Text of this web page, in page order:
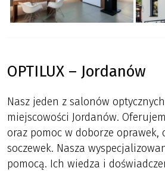
OPTILUX – Jordanów
Nasz jeden z salonów
miejscowości Jordanów.
oraz pomoc w doborze oprawek,
soczewek. Nasza
pomocą. Ich wiedza i